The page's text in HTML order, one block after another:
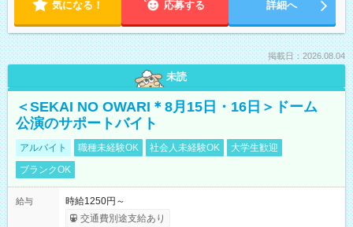
気になる！ 応募する 詳細へ
掲載日：2026.08.04
未読
＜SEKAI NO OWARI＊8月15日・16日＞ドーム
公演のサポートバイト
アルバイト 職種未経験OK 社会人未経験OK
大学生歓迎
ブランクOK
給与
時給1250円～
交通費別途支給あり